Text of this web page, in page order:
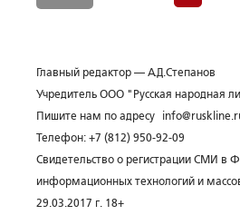
Главный редактор — А.Д.Степанов
Учредитель ООО "Русская народная
Пишите нам по адресу
Телефон: +7 (812) 950-92-09
Свидетельство о регистрации СМИ в
информационных технологий и
29.03.2017 г. 18+